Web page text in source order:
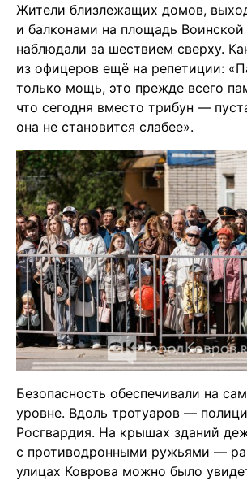
Жители близлежащих домов,
и балконами на площадь Воинской
наблюдали за шествием сверху.
из офицеров ещё на репетиции:
только мощь, это прежде всего
что сегодня вместо трибун —
она не становится слабее».
Безопасность обеспечивали на
уровне. Вдоль тротуаров —
Росгвардия. На крышах зданий
с противодронными ружьями —
улицах Коврова можно было